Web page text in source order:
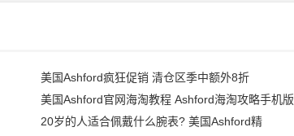
美国Ashford疯狂促销 清仓区季中额外8折
美国Ashford官网海淘教程 Ashford海淘攻略手机版
20岁的人适合佩戴什么腕表? 美国Ashford精